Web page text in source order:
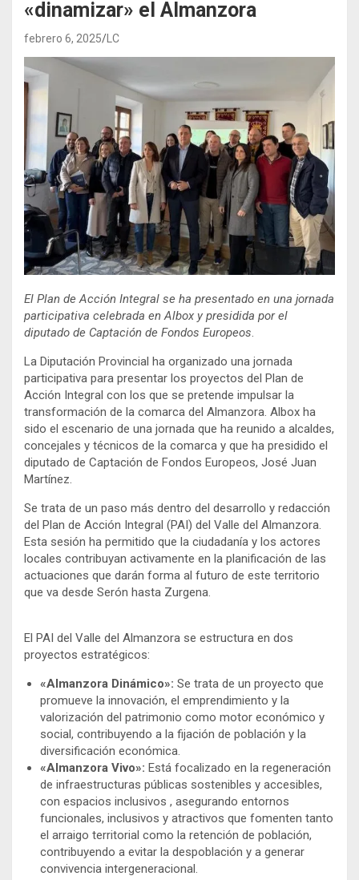
«dinamizar» el Almanzora
febrero 6, 2025 LC
El Plan de Acción Integral se ha presentado en una jornada
participativa celebrada en Albox y presidida por el
diputado de Captación de Fondos Europeos
La Diputación Provincial ha organizado una jornada
participativa para presentar los proyectos del Plan de
Acción Integral con los que se pretende impulsar la
transformación de la comarca del Almanzora. Albox ha
sido el escenario de una jornada que ha reunido a alcaldes,
concejales y técnicos de la comarca y que ha presidido el
diputado de Captación de Fondos Europeos, José Juan
Martínez.
Se trata de un paso más dentro del desarrollo y redacción
del Plan de Acción Integral (PAI) del Valle del Almanzora.
Esta sesión ha permitido que la ciudadanía y los actores
locales contribuyan activamente en la planificación de las
actuaciones que darán forma al futuro de este territorio
que va desde Serón hasta Zurgena.
El PAI del Valle del Almanzora se estructura en dos
proyectos estratégicos:
«Almanzora Dinámico»: Se trata de un proyecto que
promueve la innovación, el emprendimiento y la
valorización del patrimonio como motor económico y
social, contribuyendo a la fijación de población y la
diversificación económica.
«Almanzora Vivo»: Está focalizado en la regeneración
de infraestructuras públicas sostenibles y accesibles,
con espacios inclusivos , asegurando entornos
funcionales, inclusivos y atractivos que fomenten tanto
el arraigo territorial como la retención de población,
contribuyendo a evitar la despoblación y a generar
convivencia intergeneracional.